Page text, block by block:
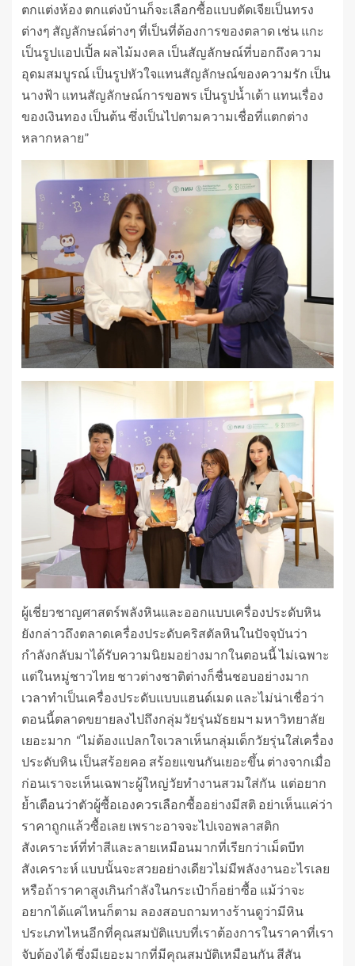
ตกแต่งห้อง ตกแต่งบ้านก็จะเลือกซื้อแบบตัดเจียเป็นทรง
ต่างๆ สัญลักษณ์ต่างๆ ที่เป็นที่ต้องการของตลาด เช่น แกะ
เป็นรูปแอปเปิ้ล ผลไม้มงคล เป็นสัญลักษณ์ที่บอกถึงความ
อุดมสมบูรณ์ เป็นรูปหัวใจแทนสัญลักษณ์ของความรัก เป็น
นางฟ้า แทนสัญลักษณ์การขอพร เป็นรูปน้ำเต้า แทนเรื่อง
ของเงินทอง เป็นต้น ซึ่งเป็นไปตามความเชื่อที่แตกต่าง
หลากหลาย”
ผู้เชี่ยวชาญศาสตร์พลังหินและออกแบบเครื่องประดับหิน
ยังกล่าวถึงตลาดเครื่องประดับคริสตัลหินในปัจจุบันว่า
กำลังกลับมาได้รับความนิยมอย่างมากในตอนนี้ ไม่เฉพาะ
แต่ในหมู่ชาวไทย ชาวต่างชาติต่างก็ชื่นชอบอย่างมาก
เวลาทำเป็นเครื่องประดับแบบแฮนด์เมด และไม่น่าเชื่อว่า
ตอนนี้ตลาดขยายลงไปถึงกลุ่มวัยรุ่นมัธยมฯ มหาวิทยาลัย
เยอะมาก “ไม่ต้องแปลกใจเวลาเห็นกลุ่มเด็กวัยรุ่นใส่เครื่อง
ประดับหิน เป็นสร้อยคอ สร้อยแขนกันเยอะขึ้น ต่างจากเมื่อ
ก่อนเราจะเห็นเฉพาะผู้ใหญ่วัยทำงานสวมใส่กัน แต่อยาก
ย้ำเตือนว่าตัวผู้ซื้อเองควรเลือกซื้ออย่างมีสติ อย่าเห็นแค่ว่า
ราคาถูกแล้วซื้อเลย เพราะอาจจะไปเจอพลาสติก
สังเคราะห์ที่ทำสีและลายเหมือนมากที่เรียกว่าเม็ดบีท
สังเคราะห์ แบบนั้นจะสวยอย่างเดียวไม่มีพลังงานอะไรเลย
หรือถ้าราคาสูงเกินกำลังในกระเป๋าก็อย่าซื้อ แม้ว่าจะ
อยากได้แค่ไหนก็ตาม ลองสอบถามทางร้านดูว่ามีหิน
ประเภทไหนอีกที่คุณสมบัติแบบที่เราต้องการในราคาที่เรา
จับต้องได้ ซึ่งมีเยอะมากที่มีคุณสมบัติเหมือนกัน สีสัน